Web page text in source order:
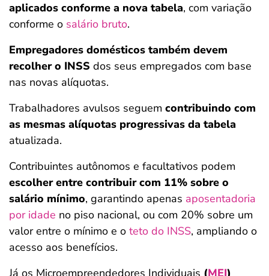
aplicados conforme a nova tabela, com variação
conforme o salário bruto.
Empregadores domésticos também devem
recolher o INSS dos seus empregados com base
nas novas alíquotas.
Trabalhadores avulsos seguem contribuindo com
as mesmas alíquotas progressivas da tabela
atualizada.
Contribuintes autônomos e facultativos podem
escolher entre contribuir com 11% sobre o
salário mínimo, garantindo apenas aposentadoria
por idade no piso nacional, ou com 20% sobre um
valor entre o mínimo e o teto do INSS, ampliando o
acesso aos benefícios.
Já os Microempreendedores Individuais (MEI)